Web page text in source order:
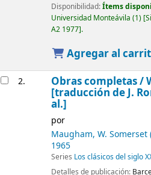
Disponibilidad:Ítems
Universidad Monteávila (1)
A2 1977 .
Agregar al
2. Obras completas /
[traducción de J.
al.]
por
Maugham, W.
1965
Series Los clásicos del siglo
Detalles de publicación: